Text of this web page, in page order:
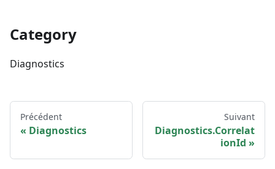
Category
Diagnostics
Précédent
Diagnostics
Suivant
Diagnostics.Correlat
ionId